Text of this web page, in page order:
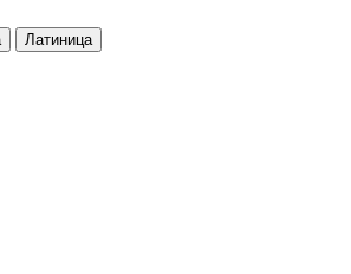
Латиница